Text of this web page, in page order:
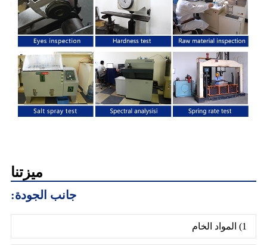
ميزتنا
جانب الجودة:
1) المواد الخام